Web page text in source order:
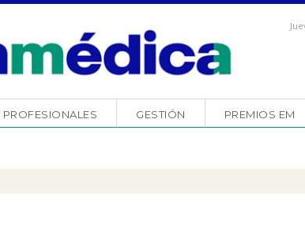
PROFESIONALES GESTIÓN PREMIOS EM